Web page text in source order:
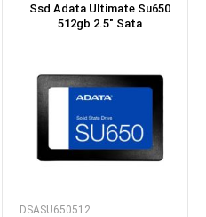
Ssd Adata Ultimate Su650
512gb 2.5" Sata
DSASU650512